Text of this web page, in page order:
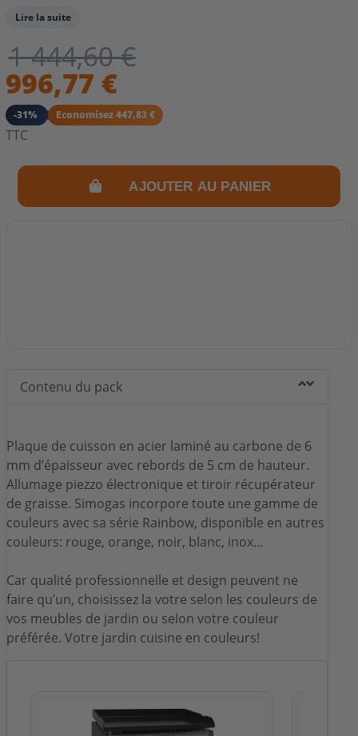
Lire la suite
1 444,60 €
996,77 €
-31% Economisez 447,83 €
TTC
AJOUTER AU PANIER
Contenu du pack
Plaque de cuisson en acier laminé au carbone de 6
mm d’épaisseur avec rebords de 5 cm de hauteur.
Allumage piezzo électronique et tiroir récupérateur
de graisse. Simogas incorpore toute une gamme de
couleurs avec sa série Rainbow, disponible en autres
couleurs: rouge, orange, noir, blanc, inox...
Car qualité professionnelle et design peuvent ne
faire qu’un, choisissez la votre selon les couleurs de
vos meubles de jardin ou selon votre couleur
préférée. Votre jardin cuisine en couleurs!